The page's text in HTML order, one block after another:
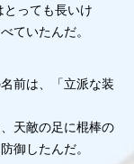
っても長いけ
ていたんだ。
前は、「立派な装
天敵の足に棍棒の
御したんだ。